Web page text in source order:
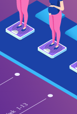
1.1 - 4.4 lbs
2.0 - 5.5 lbs
2.9 - 6.7 lbs
3.8 - 7.8 lbs
4.7 - 8.9 lbs